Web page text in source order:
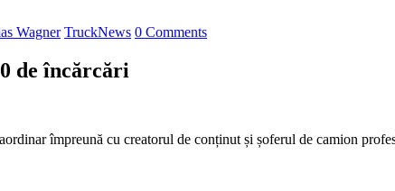
Wagner TruckNews 0 Comments
de încărcări
împreună cu creatorul de conținut și șoferul de camion